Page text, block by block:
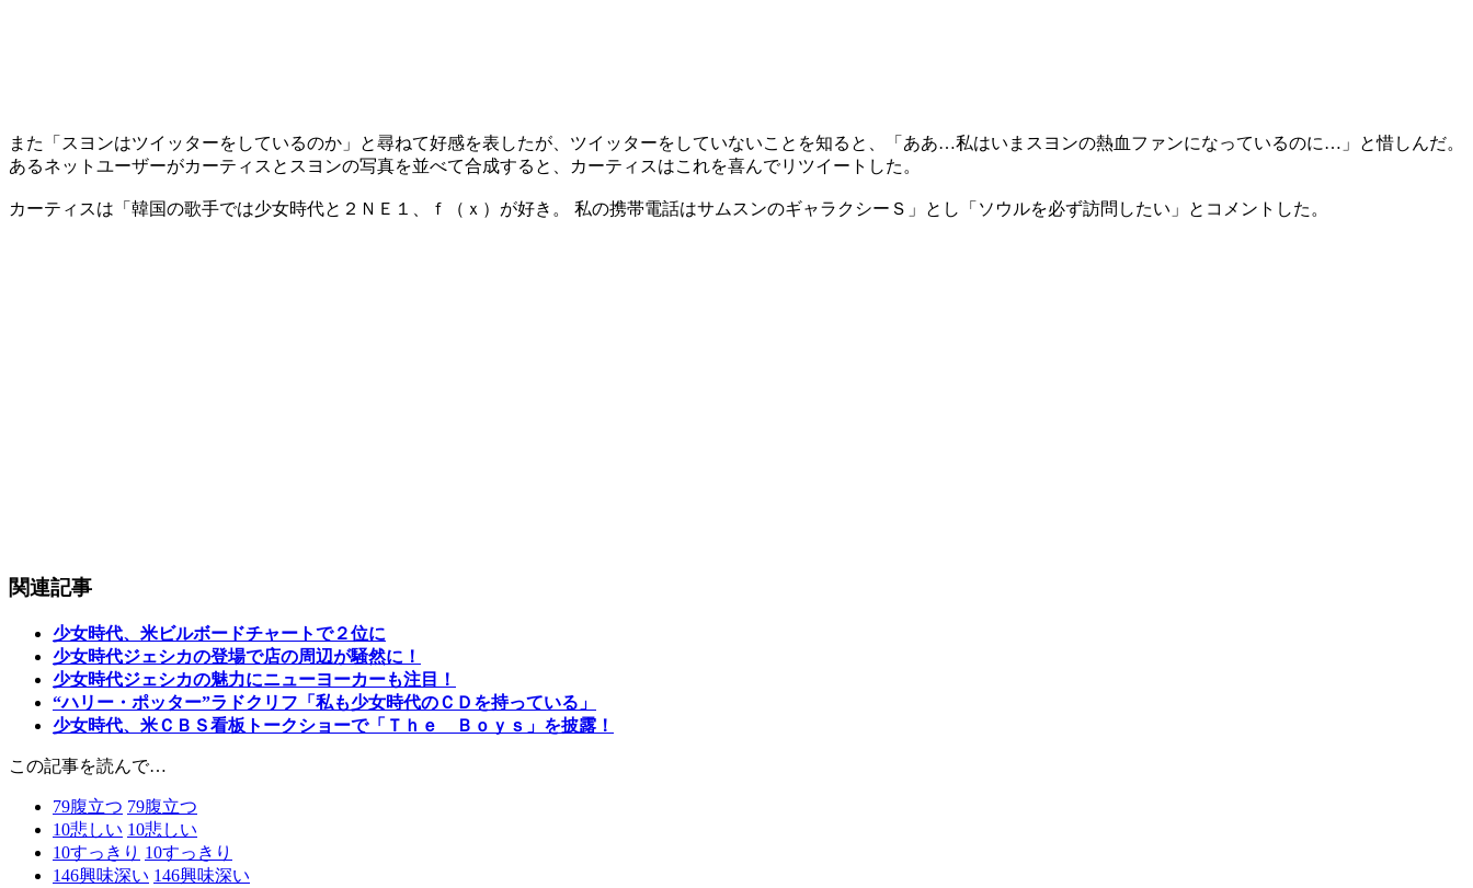
また「スヨンはツイッターをしているのか」と尋ねて好感を表したが、ツイッターをしていないことを知ると、「ああ…私はいまスヨンの熱血ファンになっているのに…」と惜しんだ。
あるネットユーザーがカーティスとスヨンの写真を並べて合成すると、カーティスはこれを喜んでリツイートした。
カーティスは「韓国の歌手では少女時代と２ＮＥ１、ｆ（ｘ）が好き。 私の携帯電話はサムスンのギャラクシーＳ」とし「ソウルを必ず訪問したい」とコメントした。
関連記事
少女時代、米ビルボードチャートで２位に
少女時代ジェシカの登場で店の周辺が騒然に！
少女時代ジェシカの魅力にニューヨーカーも注目！
“ハリー・ポッター”ラドクリフ「私も少女時代のＣＤを持っている」
少女時代、米ＣＢＳ看板トークショーで「Ｔｈｅ Ｂｏｙｓ」を披露！
この記事を読んで…
79腹立つ 79腹立つ
10悲しい 10悲しい
10すっきり 10すっきり
146興味深い 146興味深い